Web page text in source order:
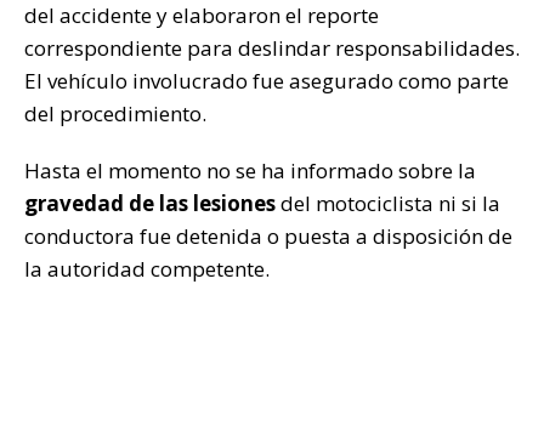
del accidente y elaboraron el reporte
correspondiente para deslindar responsabilidades.
El vehículo involucrado fue asegurado como parte
del procedimiento.
Hasta el momento no se ha informado sobre la
gravedad de las lesionesdel motociclista ni si la
conductora fue detenida o puesta a disposición de
la autoridad competente.